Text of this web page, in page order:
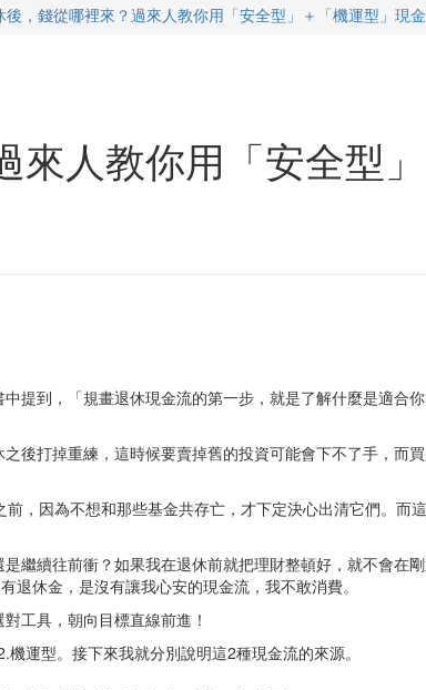
後，錢從哪裡來？過來人教你用「安全型」＋「機運型」現
人教你用「安全型
提到，「規畫退休現金流的第一步，就是了解什麼是適合
後打掉重練，這時候要賣掉舊的投資可能會下不了手，而
，因為不想和那些基金共存亡，才下定決心出清它們。而
繼續往前衝？如果我在退休前就把理財整頓好，就不會在
休金，是沒有讓我心安的現金流，我不敢消費。
工具，朝向目標直線前進！
運型。接下來我就分別說明這2種現金流的來源。